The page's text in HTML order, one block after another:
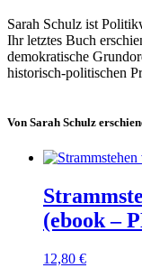
Sarah Schulz ist
Ihr letztes Buch
demokratische
historisch-politischen
Von Sarah Schulz
(ebook –
12,80 €